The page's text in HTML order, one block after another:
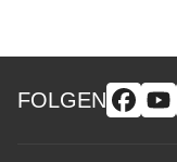
FOLGEN